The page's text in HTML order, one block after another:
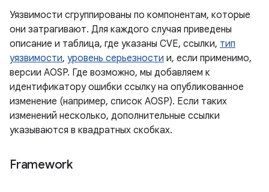
Уязвимости сгруппированы по компонентам, которые
они затрагивают. Для каждого случая приведены
описание и таблица, где указаны CVE, ссылки, тип
уязвимости, уровень серьезности и, если применимо,
версии AOSP. Где возможно, мы добавляем к
идентификатору ошибки ссылку на опубликованное
изменение (например, список AOSP). Если таких
изменений несколько, дополнительные ссылки
указываются в квадратных скобках.
Framework